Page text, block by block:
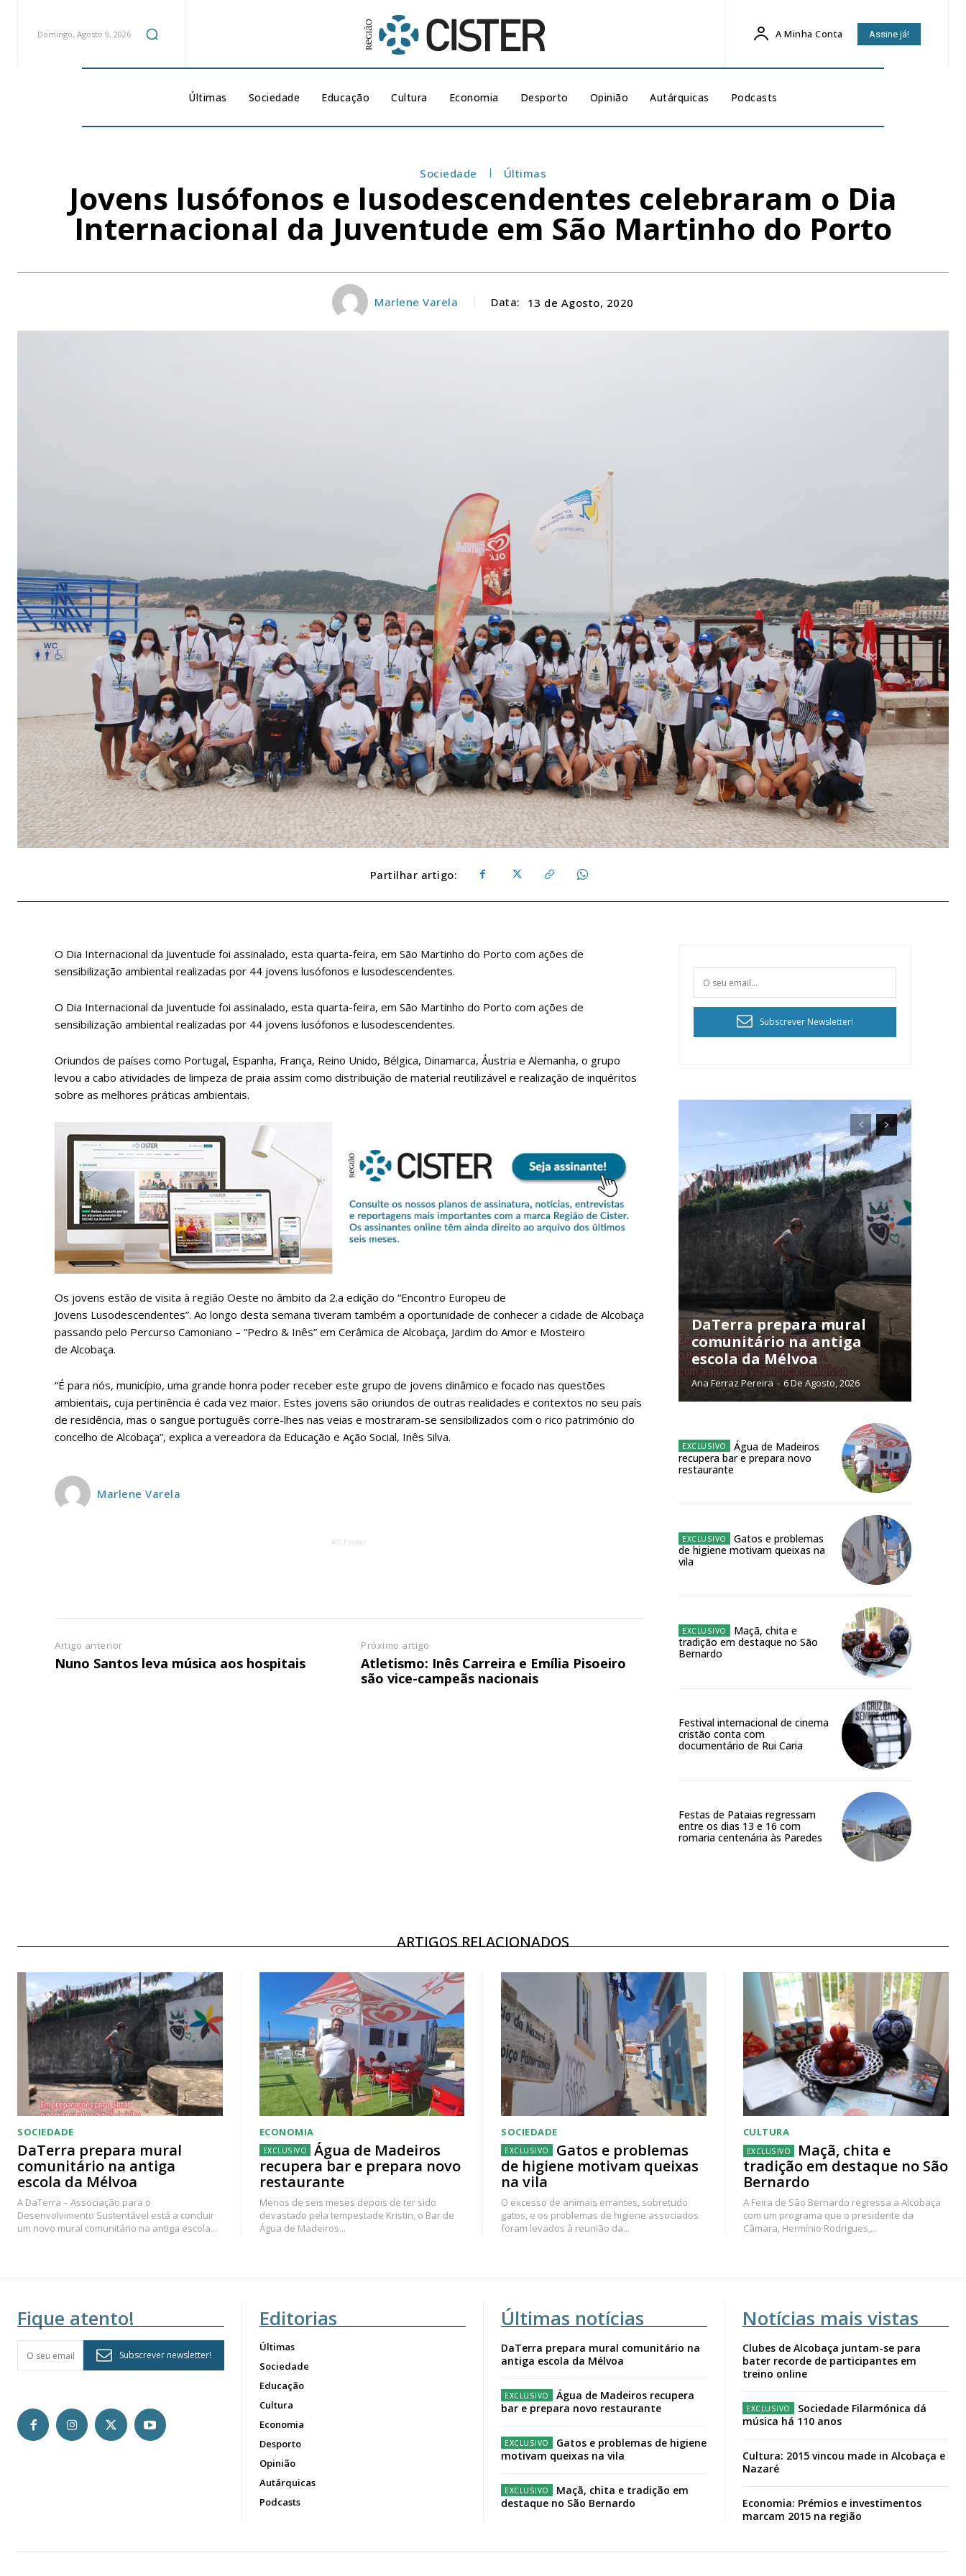
Planos de Assinatura
Faça-se assinante do Região de Cister e ajude-nos a manter este serviço público!
Sendo assinante terá acesso a todos os conteúdos exclusivos e versões digitais.
Escolha o plano de assinatura desejado:
ASSINATURA
IMPRESSA
12 meses
Edição em papel entregue à Quinta-feira
em sua casa
ASSINATURA
DIGITAL ANUAL
Acesso ao conteúdo online
Acesso aos conteúdos Exclusivos para
Domingo, Agosto 9, 2026 A Minha Conta Assine já!
Últimas Sociedade Educação Cultura Economia Desporto Opinião Autárquicas Podcasts
Sociedade Últimas
Jovens lusófonos e lusodescendentes celebraram o Dia
Internacional da Juventude em São Martinho do Porto
Marlene Varela Data: 13 de Agosto, 2020
Partilhar artigo:
O Dia Internacional da Juventude foi assinalado, esta quarta-feira, em São Martinho do Porto com ações de
sensibilização ambiental realizadas por 44 jovens lusófonos e lusodescendentes.
O Dia Internacional da Juventude foi assinalado, esta quarta-feira, em São Martinho do Porto com ações de
sensibilização ambiental realizadas por 44 jovens lusófonos e lusodescendentes.
Oriundos de países como Portugal, Espanha, França, Reino Unido, Bélgica, Dinamarca, Áustria e Alemanha, o grupo
levou a cabo atividades de limpeza de praia assim como distribuição de material reutilizável e realização de inquéritos
sobre as melhores práticas ambientais.
Os jovens estão de visita à região Oeste no âmbito da 2.a edição do “Encontro Europeu de
Jovens Lusodescendentes”. Ao longo desta semana tiveram também a oportunidade de conhecer a cidade de Alcobaça
passando pelo Percurso Camoniano – “Pedro & Inês” em Cerâmica de Alcobaça, Jardim do Amor e Mosteiro
de Alcobaça.
“É para nós, município, uma grande honra poder receber este grupo de jovens dinâmico e focado nas questões
ambientais, cuja pertinência é cada vez maior. Estes jovens são oriundos de outras realidades e contextos no seu país
de residência, mas o sangue português corre-lhes nas veias e mostraram-se sensibilizados com o rico património do
concelho de Alcobaça”, explica a vereadora da Educação e Ação Social, Inês Silva.
Marlene Varela
AD Footer
Artigo anterior
Nuno Santos leva música aos hospitais
Próximo artigo
Atletismo: Inês Carreira e Emília Pisoeiro
são vice-campeãs nacionais
Subscrever Newsletter!
DaTerra prepara mural
comunitário na antiga
escola da Mélvoa
Ana Ferraz Pereira - 6 De Agosto, 2026
Água de Madeiros
recupera bar e prepara novo
restaurante
Gatos e problemas
de higiene motivam queixas na
vila
Maçã, chita e
tradição em destaque no São
Bernardo
Festival internacional de cinema
cristão conta com
documentário de Rui Caria
Festas de Pataias regressam
entre os dias 13 e 16 com
romaria centenária às Paredes
ARTIGOS RELACIONADOS
SOCIEDADE
DaTerra prepara mural
comunitário na antiga
escola da Mélvoa
A DaTerra – Associação para o
Desenvolvimento Sustentável está a concluir
um novo mural comunitário na antiga escola...
ECONOMIA
Água de Madeiros
recupera bar e prepara novo
restaurante
Menos de seis meses depois de ter sido
devastado pela tempestade Kristin, o Bar de
Água de Madeiros...
SOCIEDADE
Gatos e problemas
de higiene motivam queixas
na vila
O excesso de animais errantes, sobretudo
gatos, e os problemas de higiene associados
foram levados à reunião da...
CULTURA
Maçã, chita e
tradição em destaque no São
Bernardo
A Feira de São Bernardo regressa a Alcobaça
com um programa que o presidente da
Câmara, Hermínio Rodrigues,...
Fique atento!
Subscrever newsletter!
Editorias
Últimas
Sociedade
Educação
Cultura
Economia
Desporto
Opinião
Autárquicas
Podcasts
Últimas notícias
DaTerra prepara mural comunitário na
antiga escola da Mélvoa
Água de Madeiros recupera
bar e prepara novo restaurante
Gatos e problemas de higiene
motivam queixas na vila
Maçã, chita e tradição em
destaque no São Bernardo
Notícias mais vistas
Clubes de Alcobaça juntam-se para
bater recorde de participantes em
treino online
Sociedade Filarmónica dá
música há 110 anos
Cultura: 2015 vincou made in Alcobaça e
Nazaré
Economia: Prémios e investimentos
marcam 2015 na região